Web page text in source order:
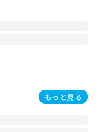
もっと見る